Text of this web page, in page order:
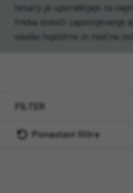
tesarji jo uporabljajo za
treba izvesti
visoko toplotno in zvočno
FILTER
Ponastavi filtre